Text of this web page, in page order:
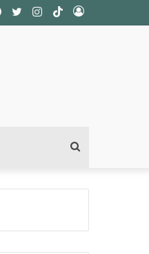
Acceso
TikTok
Instagram
Twitter
Facebook
por